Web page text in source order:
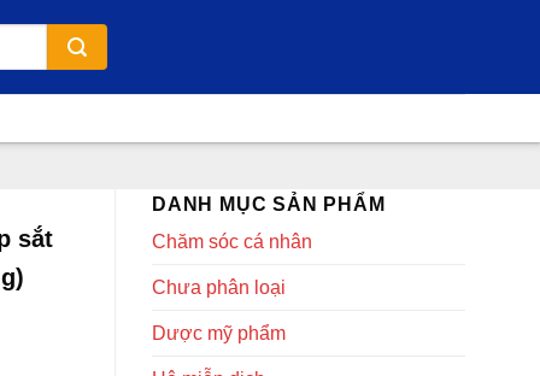
DANH MỤC SẢN PHẨM
Chăm sóc cá nhân
Chưa phân loại
Dược mỹ phẩm
sắt